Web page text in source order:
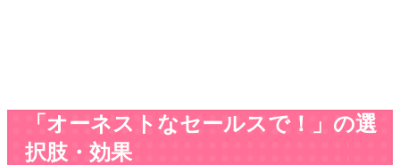
「オーネストなセールスで！」の選
択肢・効果